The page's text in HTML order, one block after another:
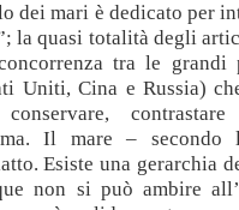
dei mari è dedicato per
la quasi totalità degli
tra le grandi
Uniti, Cina e Russia)
Il mare – secondo
Esiste una gerarchia
non si può ambire